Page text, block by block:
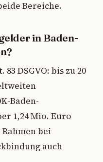
Bereiche.
in Baden-
DSGVO: bis zu 20
Baden-
1,24 Mio. Euro
bei
auch